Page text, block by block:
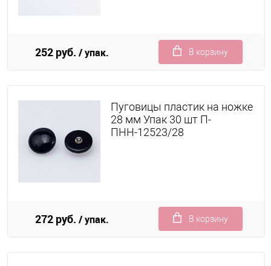
252 руб. / упак. В корзину
Пуговицы пластик на ножке
28 мм Упак 30 шт П-
ПНН-12523/28
272 руб. / упак. В корзину